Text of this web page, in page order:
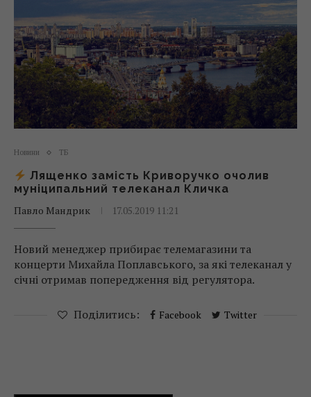
Новини ТБ
Лященко замість Криворучко очолив
муніципальний телеканал Кличка
Павло Мандрик
17.05.2019 11:21
Новий менеджер прибирає телемагазини та
концерти Михайла Поплавського, за які телеканал у
січні отримав попередження від регулятора.
Поділитись: Facebook Twitter